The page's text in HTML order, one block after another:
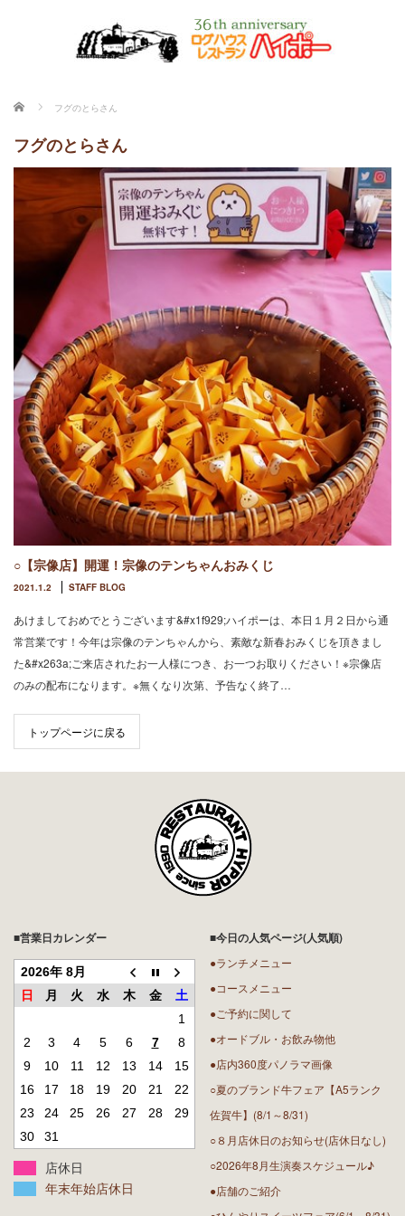
ホーム フグのとらさん
フグのとらさん
○【宗像店】開運！宗像のテンちゃんおみくじ
2021.1.2 STAFF BLOG
あけましておめでとうございます&#x1f929;ハイポーは、本日１月２日から通
常営業です！今年は宗像のテンちゃんから、素敵な新春おみくじを頂きまし
た&#x263a;ご来店されたお一人様につき、お一つお取りください！※宗像店
のみの配布になります。※無くなり次第、予告なく終了…
トップページに戻る
■営業日カレンダー
2026年 8月
日
月 火 水 木 金
土
1
2
3 4 5 6 7
8
9
10 11 12 13 14
15
16
17 18 19 20 21
22
23
24 25 26 27 28
29
30
31
店休日
年末年始店休日
■今日の人気ページ(人気順)
●ランチメニュー
●コースメニュー
●ご予約に関して
●オードブル・お飲み物他
●店内360度パノラマ画像
○夏のブランド牛フェア【A5ランク
佐賀牛】(8/1～8/31)
○８月店休日のお知らせ(店休日なし)
○2026年8月生演奏スケジュール♪
●店舗のご紹介